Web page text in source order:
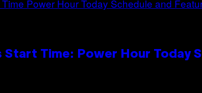
Start Time: Power Hour Today